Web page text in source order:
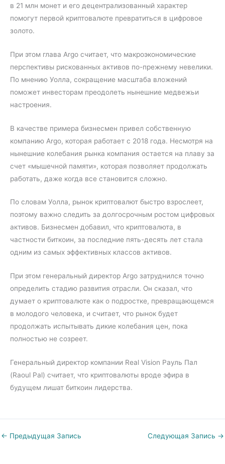
в 21 млн монет и его децентрализованный характер
помогут первой криптовалюте превратиться в цифровое
золото.
При этом глава Argo считает, что макроэкономические
перспективы рискованных активов по-прежнему невелики.
По мнению Уолла, сокращение масштаба вложений
поможет инвесторам преодолеть нынешние медвежьи
настроения.
В качестве примера бизнесмен привел собственную
компанию Argo, которая работает с 2018 года. Несмотря на
нынешние колебания рынка компания остается на плаву за
счет «мышечной памяти», которая позволяет продолжать
работать, даже когда все становится сложно.
По словам Уолла, рынок криптовалют быстро взрослеет,
поэтому важно следить за долгосрочным ростом цифровых
активов. Бизнесмен добавил, что криптовалюта, в
частности биткоин, за последние пять-десять лет стала
одним из самых эффективных классов активов.
При этом генеральный директор Argo затруднился точно
определить стадию развития отрасли. Он сказал, что
думает о криптовалюте как о подростке, превращающемся
в молодого человека, и считает, что рынок будет
продолжать испытывать дикие колебания цен, пока
полностью не созреет.
Генеральный директор компании Real Vision Рауль Пал
(Raoul Pal) считает, что криптовалюты вроде эфира в
будущем лишат биткоин лидерства.
← Предыдущая Запись Следующая Запись →